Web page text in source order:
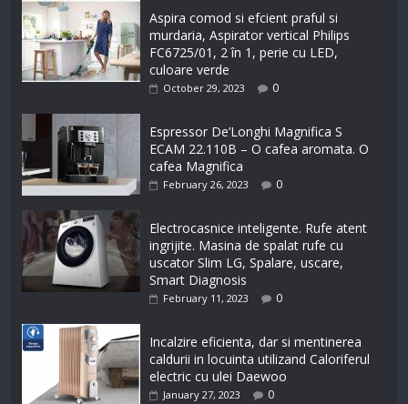
Aspira comod si efcient praful si
murdaria, Aspirator vertical Philips
FC6725/01, 2 în 1, perie cu LED,
culoare verde
October 29, 2023 0
Espressor De’Longhi Magnifica S
ECAM 22.110B – O cafea aromata. O
cafea Magnifica
February 26, 2023 0
Electrocasnice inteligente. Rufe atent
ingrijite. Masina de spalat rufe cu
uscator Slim LG, Spalare, uscare,
Smart Diagnosis
February 11, 2023 0
Incalzire eficienta, dar si mentinerea
caldurii in locuinta utilizand Caloriferul
electric cu ulei Daewoo
January 27, 2023 0